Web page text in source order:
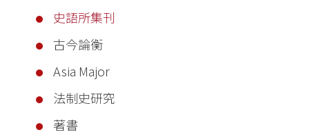
史語所集刊
古今論衡
Asia Major
法制史研究
著書